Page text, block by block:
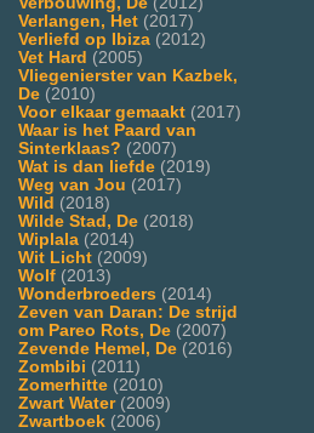
Verlangen, Het (2017)
Verliefd op Ibiza (2012)
Vet Hard (2005)
Vliegenierster van Kazbek,
De (2010)
Voor elkaar gemaakt (2017)
Waar is het Paard van
Sinterklaas? (2007)
Wat is dan liefde (2019)
Weg van Jou (2017)
Wild (2018)
Wilde Stad, De (2018)
Wiplala (2014)
Wit Licht (2009)
Wolf (2013)
Wonderbroeders (2014)
Zeven van Daran: De strijd
om Pareo Rots, De (2007)
Zevende Hemel, De (2016)
Zombibi (2011)
Zomerhitte (2010)
Zwart Water(2009)
Zwartboek (2006)